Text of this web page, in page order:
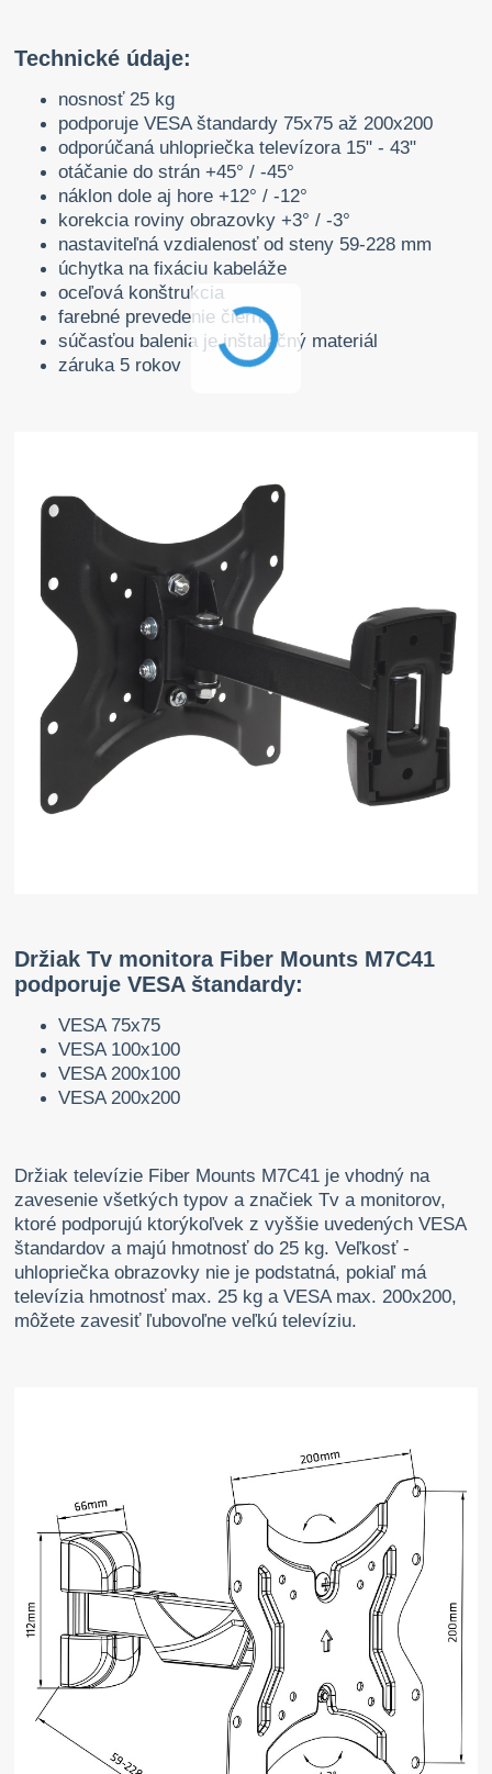
Technické údaje:
nosnosť 25 kg
podporuje VESA štandardy 75x75 až 200x200
odporúčaná uhlopriečka televízora 15" - 43"
otáčanie do strán +45° / -45°
náklon dole aj hore +12° / -12°
korekcia roviny obrazovky +3° / -3°
nastaviteľná vzdialenosť od steny 59-228 mm
úchytka na fixáciu kabeláže
oceľová konštrukcia
farebné prevedenie čierne
súčasťou balenia je inštalačný materiál
záruka 5 rokov
Držiak Tv monitora Fiber Mounts M7C41
podporuje VESA štandardy:
VESA 75x75
VESA 100x100
VESA 200x100
VESA 200x200
Držiak televízie Fiber Mounts M7C41 je vhodný na
zavesenie všetkých typov a značiek Tv a monitorov,
ktoré podporujú ktorýkoľvek z vyššie uvedených VESA
štandardov a majú hmotnosť do 25 kg. Veľkosť -
uhlopriečka obrazovky nie je podstatná, pokiaľ má
televízia hmotnosť max. 25 kg a VESA max. 200x200,
môžete zavesiť ľubovoľne veľkú televíziu.